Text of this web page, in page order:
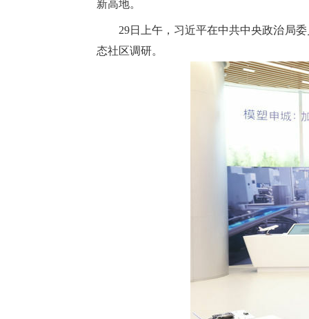
新高地。
29日上午，习近平在中共中央政治局
态社区调研。